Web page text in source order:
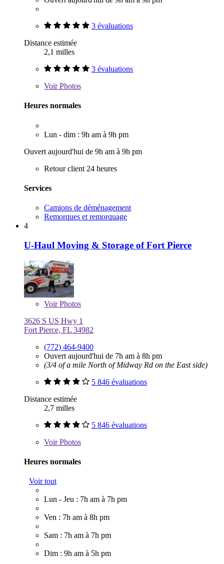
3 évaluations
Distance estimée
2,1 milles
3 évaluations
VoirPhotos
Heures normales
Lun - dim : 9h am à 9h pm
Ouvert aujourd'hui de 9h am à 9h pm
Retour client 24 heures
Services
Camions de déménagement
Remorques et remorquage
4
U-Haul Moving & Storage of Fort Pierce
VoirPhotos
3626 S US Hwy 1
Fort Pierce, FL 34982
(772) 464-9400
Ouvert aujourd'hui de 7h am à 8h pm
(3/4 of a mile North of Midway Rd on the East side)
5 846 évaluations
Distance estimée
2,7 milles
5 846 évaluations
VoirPhotos
Heures normales
Voir tout
Lun - Jeu : 7h am à 7h pm
Ven : 7h am à 8h pm
Sam : 7h am à 7h pm
Dim : 9h am à 5h pm